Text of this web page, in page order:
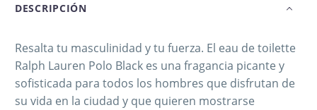
DESCRIPCIÓN
Resalta tu masculinidad y tu fuerza. El eau de toilette
Ralph Lauren Polo Black es una fragancia picante y
sofisticada para todos los hombres que disfrutan de
su vida en la ciudad y que quieren mostrarse